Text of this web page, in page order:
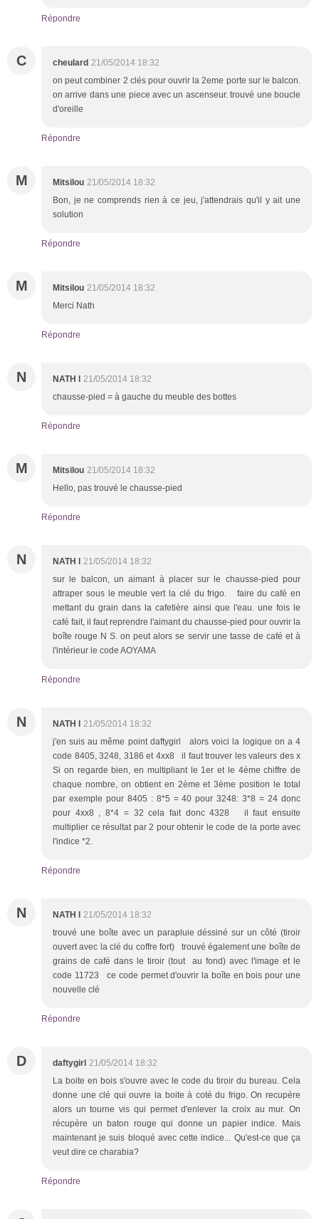
Répondre
C cheulard 21/05/2014 18:32
on peut combiner 2 clés pour ouvrir la 2eme porte sur le balcon.
on arrive dans une piece avec un ascenseur. trouvé une boucle
d'oreille
Répondre
M Mitsilou 21/05/2014 18:32
Bon, je ne comprends rien à ce jeu, j'attendrais qu'il y ait une
solution
Répondre
M Mitsilou 21/05/2014 18:32
Merci Nath
Répondre
N NATH l 21/05/2014 18:32
chausse-pied = à gauche du meuble des bottes
Répondre
M Mitsilou 21/05/2014 18:32
Hello, pas trouvé le chausse-pied
Répondre
N NATH l 21/05/2014 18:32
sur le balcon, un aimant à placer sur le chausse-pied pour
attraper sous le meuble vert la clé du frigo. faire du café en
mettant du grain dans la cafetière ainsi que l'eau. une fois le
café fait, il faut reprendre l'aimant du chausse-pied pour ouvrir la
boîte rouge N S. on peut alors se servir une tasse de café et à
l'intérieur le code AOYAMA
Répondre
N NATH l 21/05/2014 18:32
j'en suis au même point daftygirl alors voici la logique on a 4
code 8405, 3248, 3186 et 4xx8 il faut trouver les valeurs des x
Si on regarde bien, en multipliant le 1er et le 4ème chiffre de
chaque nombre, on obtient en 2ème et 3ème position le total
par exemple pour 8405 : 8*5 = 40 pour 3248: 3*8 = 24 donc
pour 4xx8 , 8*4 = 32 cela fait donc 4328 il faut ensuite
multiplier ce résultat par 2 pour obtenir le code de la porte avec
l'indice *2.
Répondre
N NATH l 21/05/2014 18:32
trouvé une boîte avec un parapluie déssiné sur un côté (tiroir
ouvert avec la clé du coffre fort) trouvé également une boîte de
grains de café dans le tiroir (tout au fond) avec l'image et le
code 11723 ce code permet d'ouvrir la boîte en bois pour une
nouvelle clé
Répondre
D daftygirl 21/05/2014 18:32
La boite en bois s'ouvre avec le code du tiroir du bureau. Cela
donne une clé qui ouvre la boite à coté du frigo. On recupère
alors un tourne vis qui permet d'enlever la croix au mur. On
récupère un baton rouge qui donne un papier indice. Mais
maintenant je suis bloqué avec cette indice... Qu'est-ce que ça
veut dire ce charabia?
Répondre